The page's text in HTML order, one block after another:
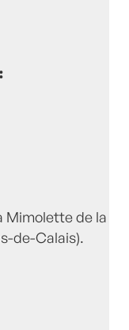
Mimolette de la
de-Calais).